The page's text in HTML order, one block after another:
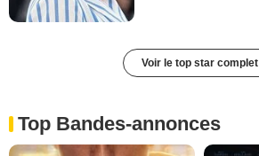
Voir le top star complet
Top Bandes-annonces